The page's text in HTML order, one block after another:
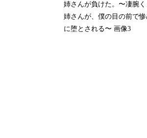
姉さんが負けた。〜凄腕
姉さんが、僕の目の前で
に堕とされる〜 画像3